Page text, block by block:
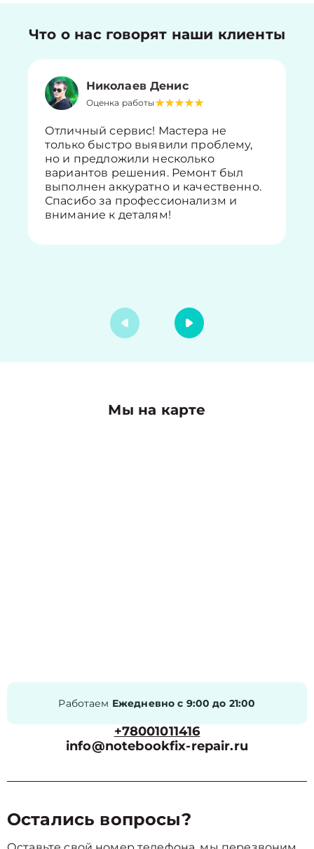
Что о нас говорят наши клиенты
Николаев Денис
Оценка работы
Отличный сервис! Мастера не
только быстро выявили проблему,
но и предложили несколько
вариантов решения. Ремонт был
выполнен аккуратно и качественно.
Спасибо за профессионализм и
внимание к деталям!
Мы на карте
Работаем Ежедневно с 9:00 до 21:00
+78001011416
info@notebookfix-repair.ru
Остались вопросы?